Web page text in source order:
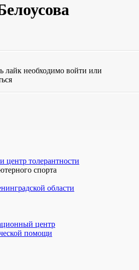
лайк необходимо войти или
центр толерантности
спорта
области
центр
помощи